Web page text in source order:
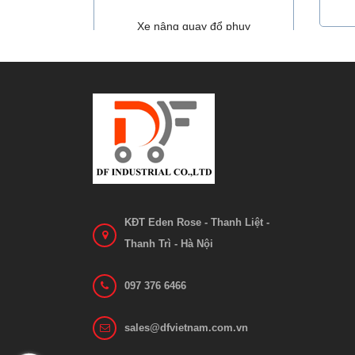
Xe nâng quay đổ phuy
Liên hệ
Xem chi tiết
KĐT Eden Rose - Thanh Liệt -
Thanh Trì - Hà Nội
097 376 6466
sales@dfvietnam.com.vn